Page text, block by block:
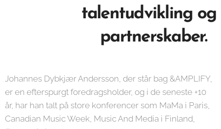
talentudvikling og
partnerskaber.
Johannes Dybkjær Andersson, der står bag &AMPLIFY,
er en efterspurgt foredragsholder, og i de seneste +10
år, har han talt på store konferencer som MaMa i Paris,
Canadian Music Week, Music And Media i Finland,